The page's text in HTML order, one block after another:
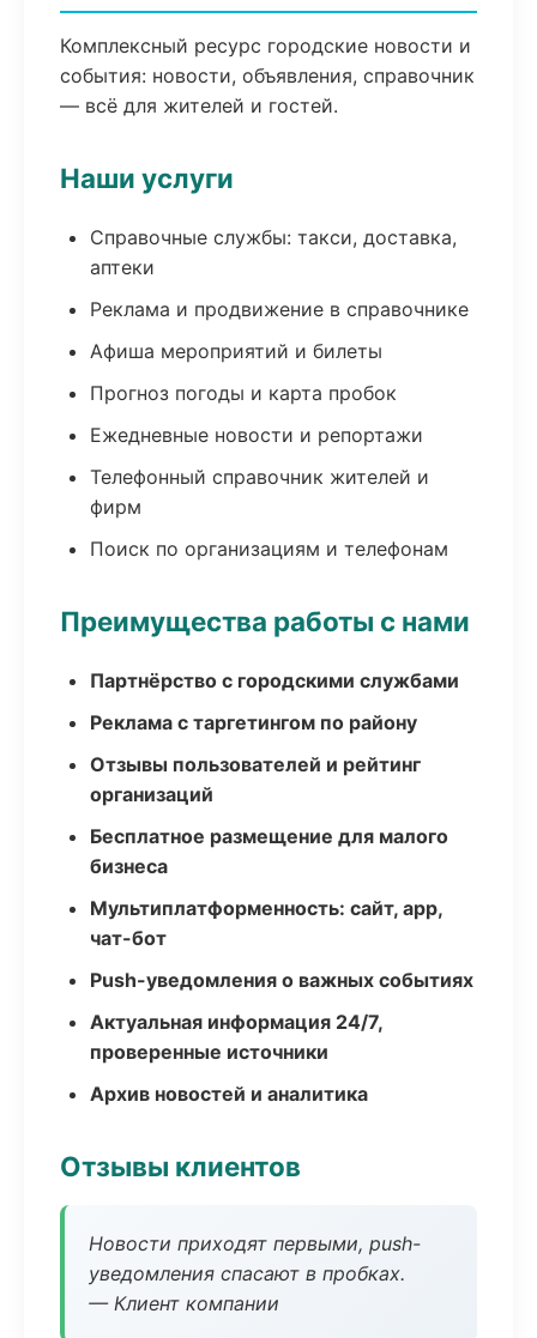
Комплексный ресурс городские новости и
события: новости, объявления, справочник
— всё для жителей и гостей.
Наши услуги
Справочные службы: такси, доставка,
аптеки
Реклама и продвижение в справочнике
Афиша мероприятий и билеты
Прогноз погоды и карта пробок
Ежедневные новости и репортажи
Телефонный справочник жителей и
фирм
Поиск по организациям и телефонам
Преимущества работы с нами
Партнёрство с городскими службами
Реклама с таргетингом по району
Отзывы пользователей и рейтинг
организаций
Бесплатное размещение для малого
бизнеса
Мультиплатформенность: сайт, app,
чат-бот
Push-уведомления о важных событиях
Актуальная информация 24/7,
проверенные источники
Архив новостей и аналитика
Отзывы клиентов
Новости приходят первыми, push-
уведомления спасают в пробках.
— Клиент компании